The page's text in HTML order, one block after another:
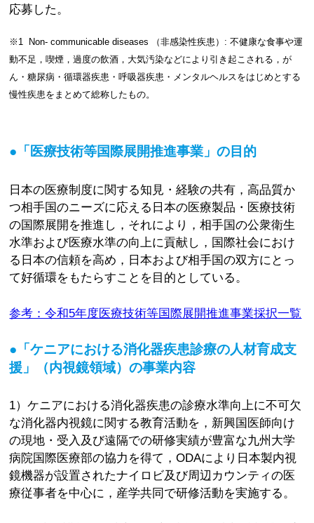
応募した。
※1 Non- communicable diseases （非感染性疾患）: 不健康な食事や運
動不足，喫煙，過度の飲酒，大気汚染などにより引き起こされる，が
ん・糖尿病・循環器疾患・呼吸器疾患・メンタルヘルスをはじめとする
慢性疾患をまとめて総称したもの。
●「医療技術等国際展開推進事業」の目的
日本の医療制度に関する知見・経験の共有，高品質か
つ相手国のニーズに応える日本の医療製品・医療技術
の国際展開を推進し，それにより，相手国の公衆衛生
水準および医療水準の向上に貢献し，国際社会におけ
る日本の信頼を高め，日本および相手国の双方にとっ
て好循環をもたらすことを目的としている。
参考：令和5年度医療技術等国際展開推進事業採択一覧
●「ケニアにおける消化器疾患診療の人材育成支
援」（内視鏡領域）の事業内容
1）ケニアにおける消化器疾患の診療水準向上に不可欠
な消化器内視鏡に関する教育活動を，新興国医師向け
の現地・受入及び遠隔での研修実績が豊富な九州大学
病院国際医療部の協力を得て，ODAにより日本製内視
鏡機器が設置されたナイロビ及び周辺カウンティの医
療従事者を中心に，産学共同で研修活動を実施する。